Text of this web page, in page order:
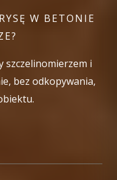
W BETONIE
szczelinomierzem i
bez odkopywania,